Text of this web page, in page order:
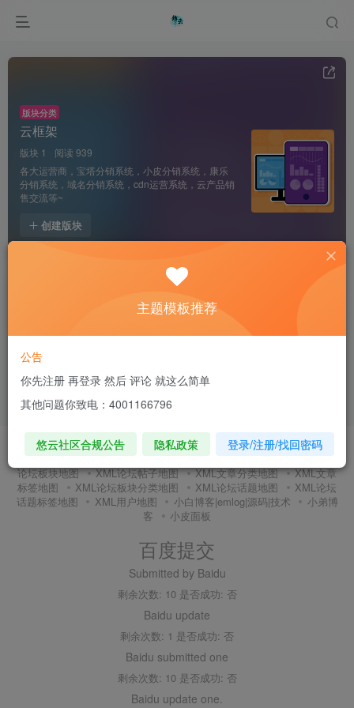
版块分类
云框架
版块 1
阅读 939
各大运营商，宝塔分销系统，小皮分销系统，康乐
分销系统，域名分销系统，cdn运营系统，云产品销
售交流等~
创建版块
友链申请 内搜百度(内推) 免责声明 广告合作
关于我们
隐私政策
XMl全站地图 XML文章地图
论坛板块地图
XML论坛帖子地图 XML文章分类地图
XML文章
标签地图
XML论坛板块分类地图 XML论坛话题地图
XML论坛
话题标签地图
XML用户地图 小白博客|emlog|源码|技术
小弟博
客
小皮面板
百度提交
Submitted by Baidu
剩余次数: 10 是否成功: 否
Baidu update
剩余次数: 1 是否成功: 否
Baidu submitted one
剩余次数: 10 是否成功: 否
Baidu update one.
主题模板推荐
公告
你先注册 再登录 然后 评论 就这么简单
其他问题你致电：4001166796
悠云社区合规公告 隐私政策 登录/注册/找回密码